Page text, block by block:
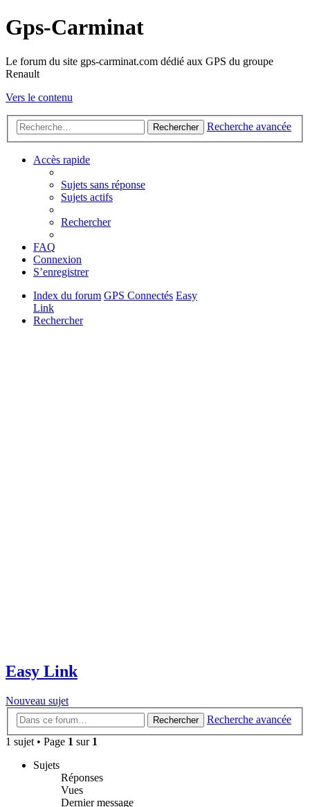
Gps-Carminat
Le forum du site gps-carminat.com dédié aux GPS du groupe
Renault
Vers le contenu
Rechercher Recherche avancée
Accès rapide
Sujets sans réponse
Sujets actifs
Rechercher
FAQ
Connexion
S’enregistrer
Index du forum GPS Connectés Easy
Link
Rechercher
Easy Link
Nouveau sujet
Rechercher
Recherche avancée
1 sujet • Page 1 sur 1
Sujets
Réponses
Vues
Dernier message